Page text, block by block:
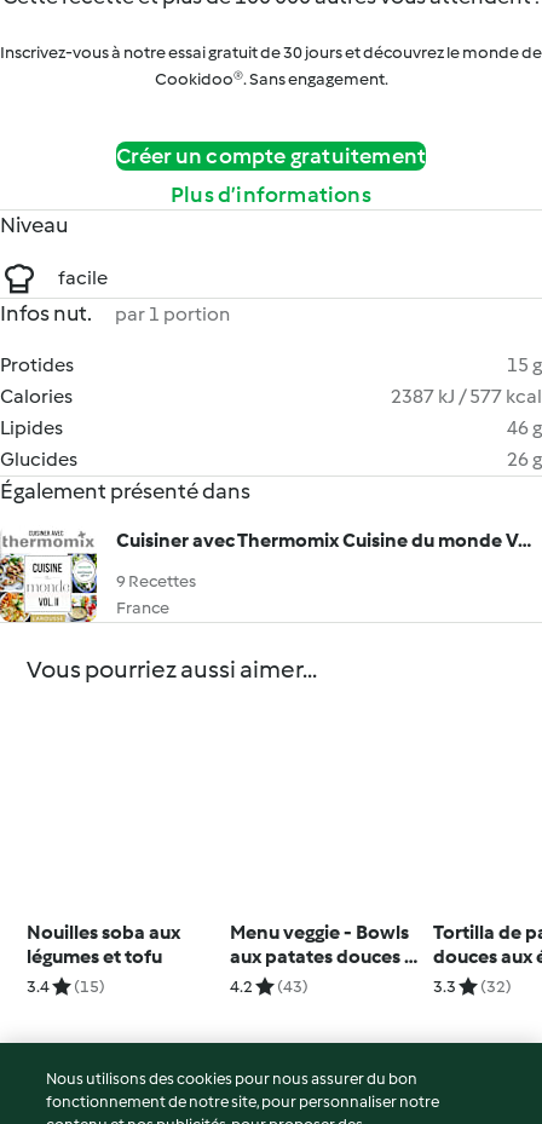
Inscrivez-vous à notre essai gratuit de 30 jours et découvrez le monde de
Cookidoo®. Sans engagement.
Créer un compte gratuitement
Plus d’informations
Niveau
facile
Infos nut. par 1 portion
Protides
15 g
Calories
2387 kJ / 577 kcal
Lipides
46 g
Glucides
26 g
Également présenté dans
Cuisiner avec Thermomix Cuisine du monde Vol. II
9 Recettes
France
Vous pourriez aussi aimer...
Nouilles soba aux
légumes et tofu
3.4 (15)
Menu veggie - Bowls
aux patates douces et
sauce au tahini
4.2 (43)
Tortilla de
douces aux
3.3 (32)
© Copyright 2026
Nous utilisons des cookies pour nous assurer du bon
fonctionnement de notre site, pour personnaliser notre